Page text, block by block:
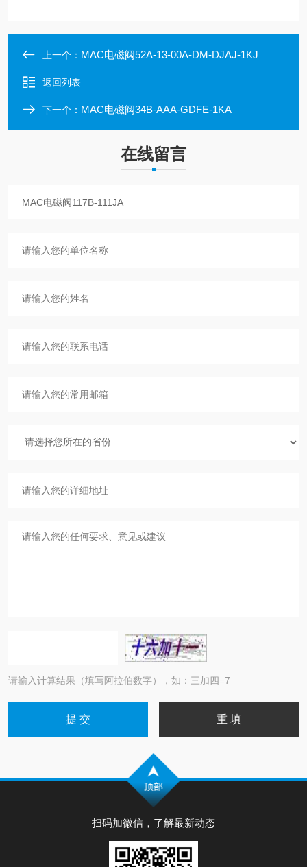
上一个： MAC电磁阀52A-13-00A-DM-DJAJ-1KJ
返回列表
下一个： MAC电磁阀34B-AAA-GDFE-1KA
在线留言
请输入计算结果（填写阿拉伯数字），如：三加四=7
扫码加微信，了解最新动态